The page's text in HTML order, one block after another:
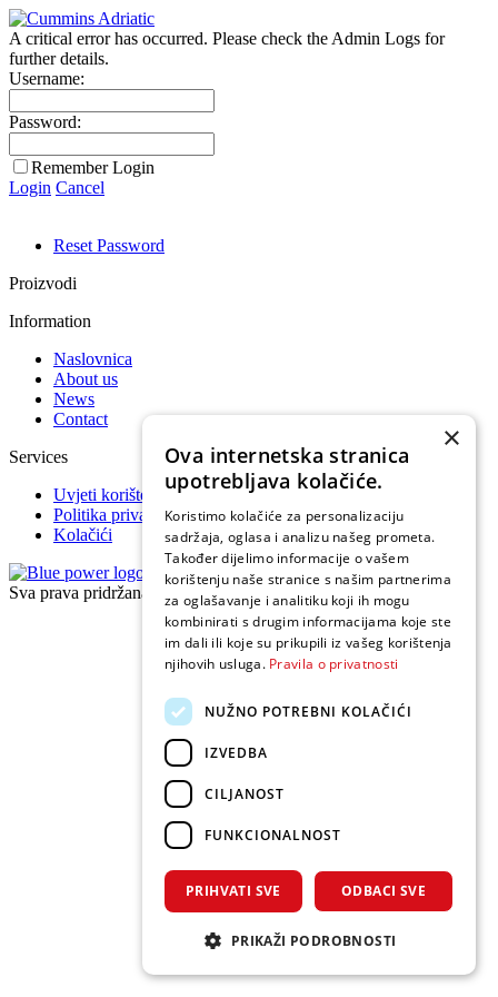
A critical error has occurred. Please check the Admin Logs for
further details.
Username:
Password:
Remember Login
Login Cancel
Reset Password
Proizvodi
Information
Naslovnica
About us
News
Contact
Services
Uvjeti korištenja
Politika privatnosti
Kolačići
Sva prava pridržana 2026 © Cummins Adriatic
×
Ova internetska stranica
upotrebljava kolačiće.
Koristimo kolačiće za personalizaciju
sadržaja, oglasa i analizu našeg prometa.
Također dijelimo informacije o vašem
korištenju naše stranice s našim partnerima
za oglašavanje i analitiku koji ih mogu
kombinirati s drugim informacijama koje ste
im dali ili koje su prikupili iz vašeg korištenja
njihovih usluga. Pravila o privatnosti
NUŽNO POTREBNI KOLAČIĆI
IZVEDBA
CILJANOST
FUNKCIONALNOST
PRIHVATI SVE ODBACI SVE
PRIKAŽI PODROBNOSTI